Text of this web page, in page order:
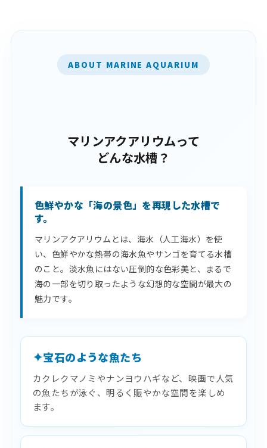
ABOUT MARINE AQUARIUM
マリンアクアリウムって
どんな水槽？
色鮮やかな「海の景色」を再現した水槽で
す。
マリンアクアリウムとは、海水（人工海水）を使
い、色鮮やかな熱帯の海水魚やサンゴを育てる水槽
のこと。淡水魚にはない圧倒的な色彩美と、まるで
海の一部を切り取ったような幻想的な空間が最大の
魅力です。
宝石のような魚たち
カクレクマノミやナンヨウハギなど、映画で人気
の魚たちが泳ぐ、明るく賑やかな空間を楽しめ
ます。